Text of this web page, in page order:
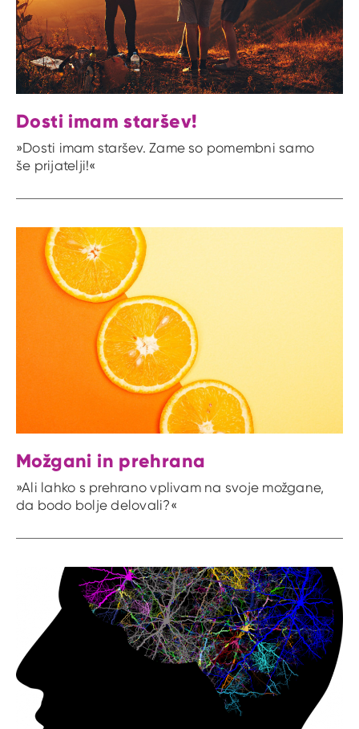
Dosti imam staršev!
»Dosti imam staršev. Zame so pomembni samo
še prijatelji!«
Možgani in prehrana
»Ali lahko s prehrano vplivam na svoje možgane,
da bodo bolje delovali?«